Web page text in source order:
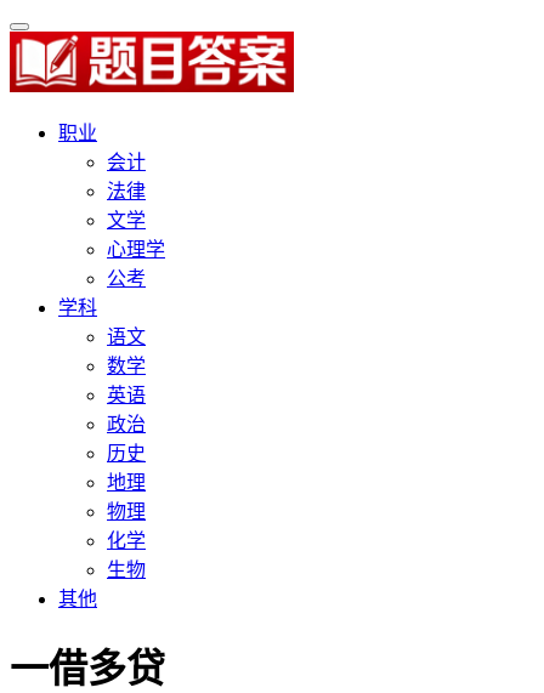
职业
会计
法律
文学
心理学
公考
学科
语文
数学
英语
政治
历史
地理
物理
化学
生物
其他
一借多贷